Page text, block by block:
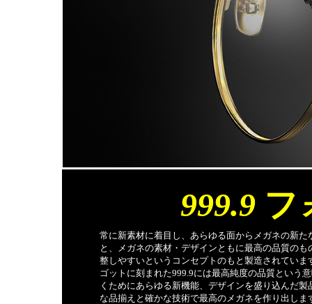
999.9 フ
常に新素材に着目し、あらゆる面からメガネの新
と、メガネの素材・デザインともに最高の品質の
整しやすいというコンセプトのもと製造されてい
ゴットに刻まれた999.9には最高純度の品質という
くためにあらゆる新機能、デザインを盛り込んだ
な品揃えと確かな技術で最高のメガネを作り出しま